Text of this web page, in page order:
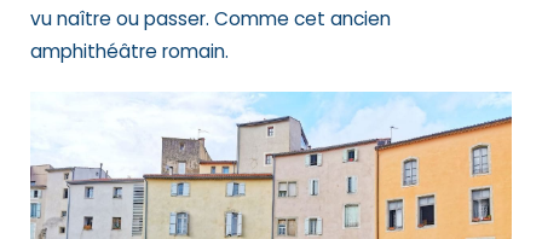
vu naître ou passer. Comme cet ancien
amphithéâtre romain.